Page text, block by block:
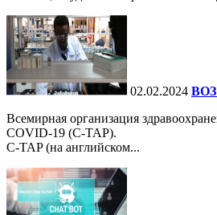
02.02.2024 ВОЗ
Всемирная организация
COVID-19 (C-TAP).
C-TAP (на английском...